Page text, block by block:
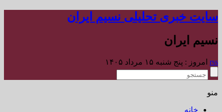
سایت خبری تحلیلی نسیم ایران
نسیم ایران
rss امروز : پنج شنبه ۱۵ مرداد ۱۴۰۵
منو
خانه